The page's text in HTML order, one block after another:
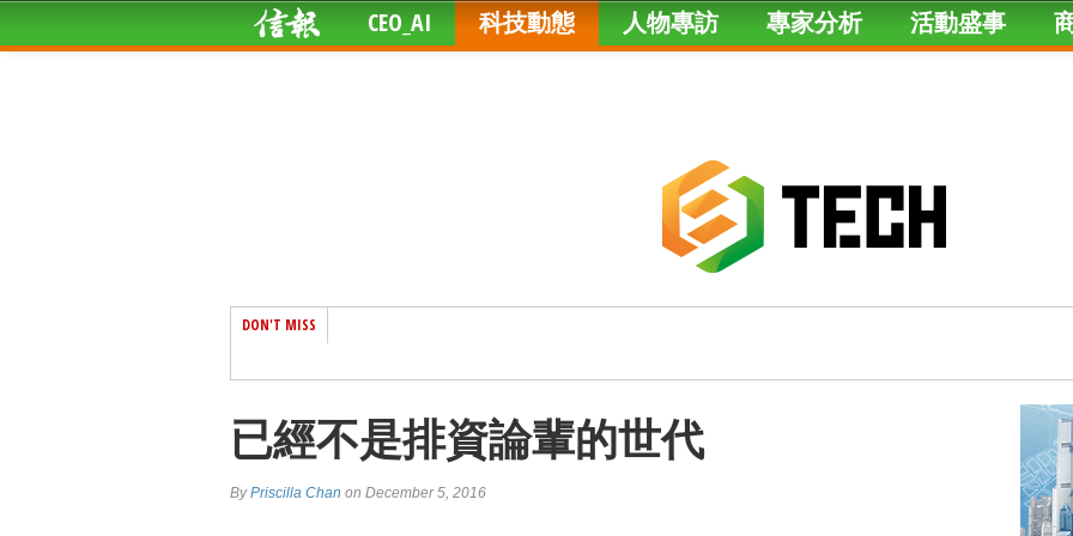
CEO_AI 科技動態 人物專訪 專家分析 活動盛事
DON'T MISS
已經不是排資論輩的世代
ByPriscilla Chan on December 5, 2016